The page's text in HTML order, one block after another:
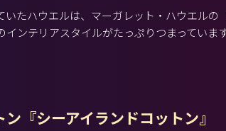
いたハウエルは、マーガレット・ハウエルの
インテリアスタイルがたっぷりつまっていま
『シーアイランドコットン』